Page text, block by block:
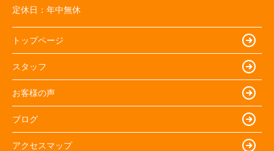
定休日： 年中無休
トップページ
スタッフ
お客様の声
ブログ
アクセスマップ